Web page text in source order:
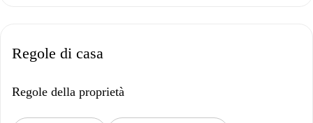
Regole di casa
Regole della proprietà